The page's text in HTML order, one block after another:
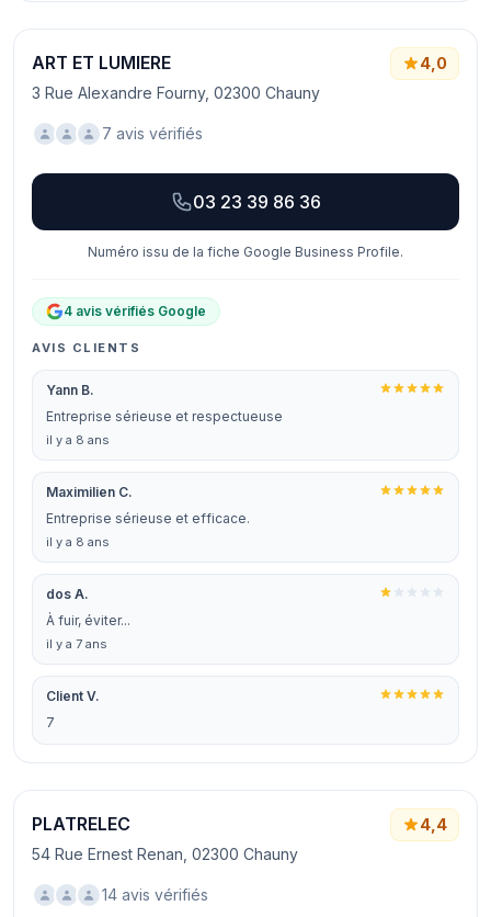
ART ET LUMIERE
3 Rue Alexandre Fourny, 02300 Chauny
4,0
7 avis vérifiés
03 23 39 86 36
Numéro issu de la fiche Google Business Profile.
4 avis vérifiés Google
AVIS CLIENTS
Yann B.
Entreprise sérieuse et respectueuse
il y a 8 ans
Maximilien C.
Entreprise sérieuse et efficace.
il y a 8 ans
dos A.
À fuir, éviter...
il y a 7 ans
Client V.
7
PLATRELEC
54 Rue Ernest Renan, 02300 Chauny
4,4
14 avis vérifiés